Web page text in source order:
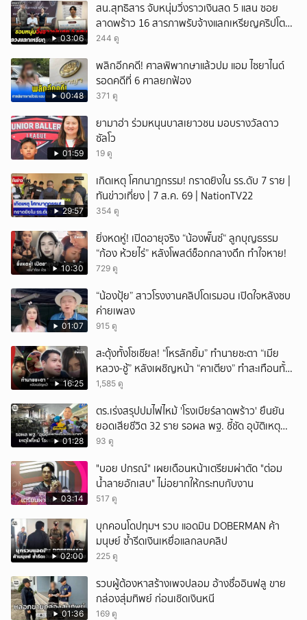
03:06
สน.สุทธิสาร จับหนุ่มวิ่งราวเงินสด 5 แสน ซอย
ลาดพร้าว 16 สารภาพรับจ้างแลกเหรียญคริปโต
ผ่านแอปฯ
244 ดู
00:48
พลิกอีกคดี! ศาลพิพากษาแล้วปม แอม ไซยาไนด์
รอดคดีที่ 6 ศาลยกฟ้อง
371 ดู
01:59
ยามาฮ่า ร่วมหนุนบาสเยาวชน มอบรางวัลดาว
ซัลโว
19 ดู
29:57
เกิดเหตุ โศกนาฏกรรม! กราดยิงใน รร.ดับ 7 ราย |
ทันข่าวเที่ยง | 7 ส.ค. 69 | NationTV22
354 ดู
10:30
ยิ่งหดหู่! เปิดอายุจริง “น้องพั๊นซ์“ ลูกบุญธรรม
“ก้อง ห้วยไร่” หลังโพสต์ช็อกกลางดึก ทำใจหาย!
729 ดู
01:07
“น้องปุ้ย” สาวโรงงานคลิปโดเรมอน เปิดใจหลังซบ
ค่ายเพลง
915 ดู
16:25
สะดุ้งทั้งโซเชียล! “โหรลักยิ้ม” ทำนายชะตา “เมีย
หลวง-ชู้” หลังเผชิญหน้า “คาเตียง” ทำสะเทือนทั้ง
ประเทศ
1,585 ดู
01:28
ตร.เร่งสรุปปมไฟไหม้ 'โรงเบียร์ลาดพร้าว' ยืนยัน
ยอดเสียชีวิต 32 ราย รอผล พฐ. ชี้ชัด อุบัติเหตุ
หรือประมาท
93 ดู
03:14
"บอย ปกรณ์" เผยเดือนหน้าเตรียมผ่าตัด "ต่อม
น้ำลายอักเสบ" ไม่อยากให้กระทบกับงาน
517 ดู
02:00
บุกคอนโดปทุมฯ รวบ แอดมิน DOBERMAN ค้า
มนุษย์ ซ้ำรีดเงินเหยื่อแลกลบคลิป
225 ดู
01:36
รวบผู้ต้องหาสร้างเพจปลอม อ้างชื่ออินฟลู ขาย
กล่องสุ่มทิพย์ ก่อนเชิดเงินหนี
169 ดู